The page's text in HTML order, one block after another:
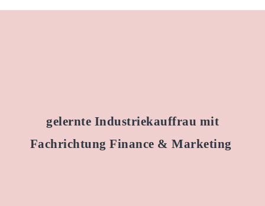
gelernte Industriekauffrau mit
FachrichtungFinance & Marketing